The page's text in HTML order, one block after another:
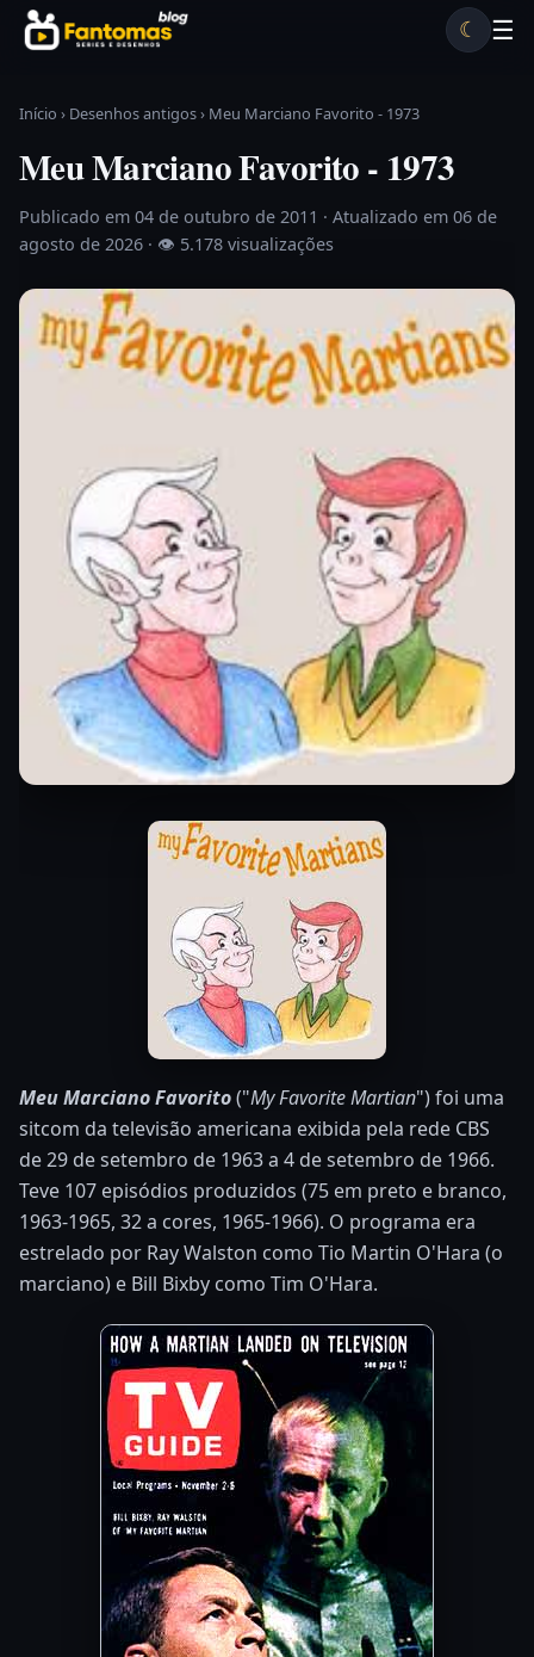
Pular para o conteúdo
☰
☾
Início › Desenhos antigos› Meu Marciano Favorito - 1973
Meu Marciano Favorito - 1973
Publicado em 04 de outubro de 2011 · Atualizado em 06 de
agosto de 2026 · 👁 5.178 visualizações
Meu Marciano Favorito("My Favorite Martian") foi uma
sitcom da televisão americana exibida pela rede CBS
de 29 de setembro de 1963 a 4 de setembro de 1966.
Teve 107 episódios produzidos (75 em preto e branco,
1963-1965, 32 a cores, 1965-1966). O programa era
estrelado por Ray Walston como Tio Martin O'Hara (o
marciano) e Bill Bixby como Tim O'Hara.